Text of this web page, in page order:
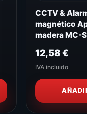
CCTV &
magnético
madera MC-
12,58€
IVA incluido